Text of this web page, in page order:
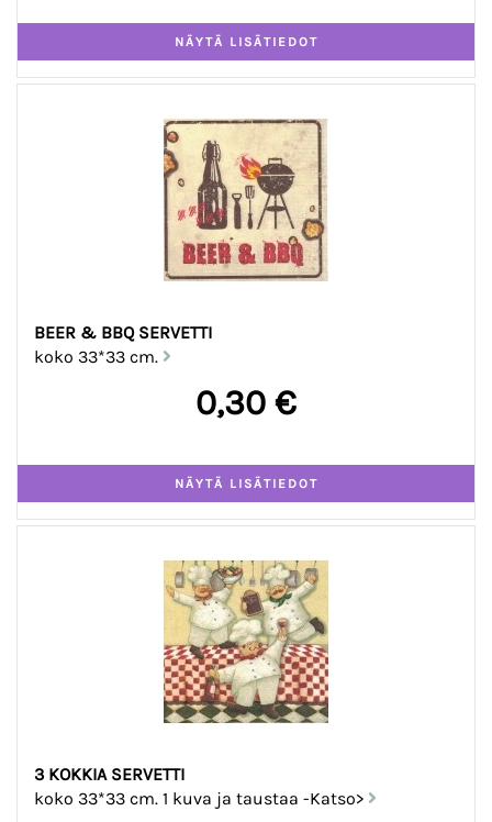
BEER & BBQ SERVETTI
koko 33*33 cm.
0,30 €
3 KOKKIA SERVETTI
koko 33*33 cm. 1 kuva ja taustaa -Katso>